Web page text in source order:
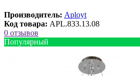
Производитель: Aployt
Код товара: APL.833.13.08
0 отзывов
Популярный